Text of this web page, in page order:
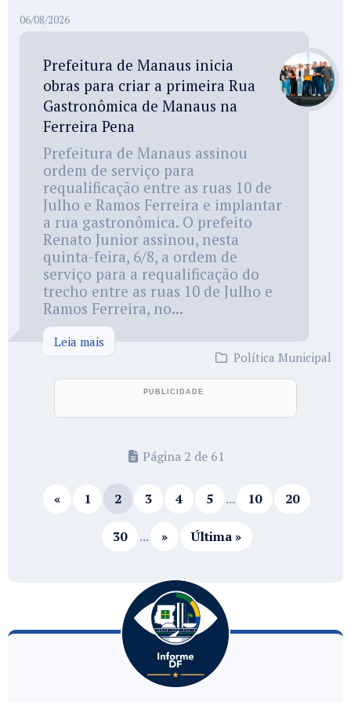
06/08/2026
Prefeitura de Manaus inicia
obras para criar a primeira Rua
Gastronômica de Manaus na
Ferreira Pena
Prefeitura de Manaus assinou
ordem de serviço para
requalificação entre as ruas 10 de
Julho e Ramos Ferreira e implantar
a rua gastronômica. O prefeito
Renato Junior assinou, nesta
quinta-feira, 6/8, a ordem de
serviço para a requalificação do
trecho entre as ruas 10 de Julho e
Ramos Ferreira, no...
Leia mais
Política Municipal
Página 2 de 61
« 1 2 3 4 5 ... 10 20
30 ... » Última »